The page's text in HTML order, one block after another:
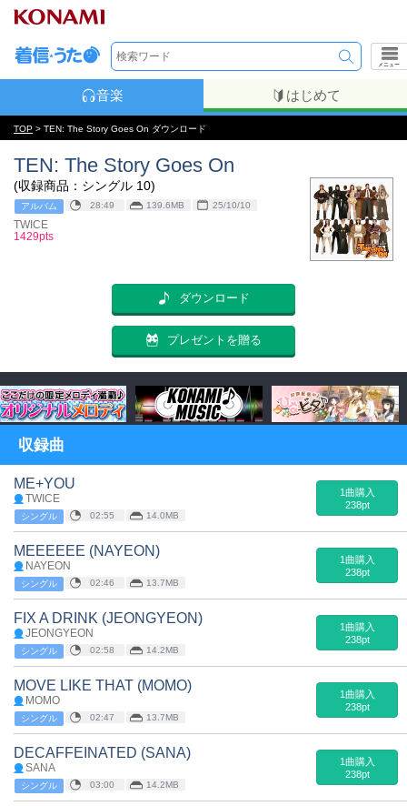
メニュー
音楽 はじめて
TOP > TEN: The Story Goes On ダウンロード
TEN: The Story Goes On
(収録商品：シングル 10)
アルバム 28:49 139.6MB 25/10/10
TWICE
1429pts
ダウンロード
プレゼントを贈る
収録曲
ME+YOU
TWICE
シングル 02:55 14.0MB
1曲購入
238pt
MEEEEEE (NAYEON)
NAYEON
シングル 02:46 13.7MB
1曲購入
238pt
FIX A DRINK (JEONGYEON)
JEONGYEON
シングル 02:58 14.2MB
1曲購入
238pt
MOVE LIKE THAT (MOMO)
MOMO
シングル 02:47 13.7MB
1曲購入
238pt
DECAFFEINATED (SANA)
SANA
シングル 03:00 14.2MB
1曲購入
238pt